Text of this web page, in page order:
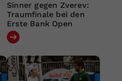
Sinner gegen Zverev:
Traumfinale bei den
Erste Bank Open